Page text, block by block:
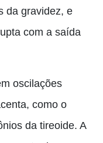
da gravidez, e
com a saída
oscilações
, como o
da tireoide. A